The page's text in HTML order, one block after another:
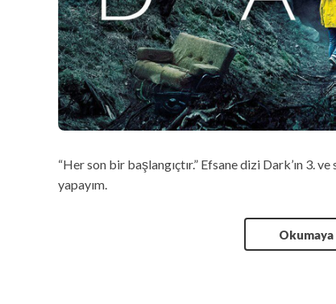
“Her son bir başlangıçtır.” Efsane dizi Dark’ın 3.
yapayım.